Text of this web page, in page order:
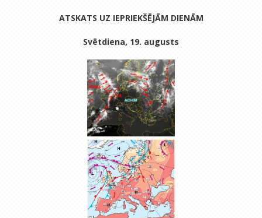
ATSKATS UZ IEPRIEKŠĒJĀM DIENĀM
Svētdiena, 19. augusts